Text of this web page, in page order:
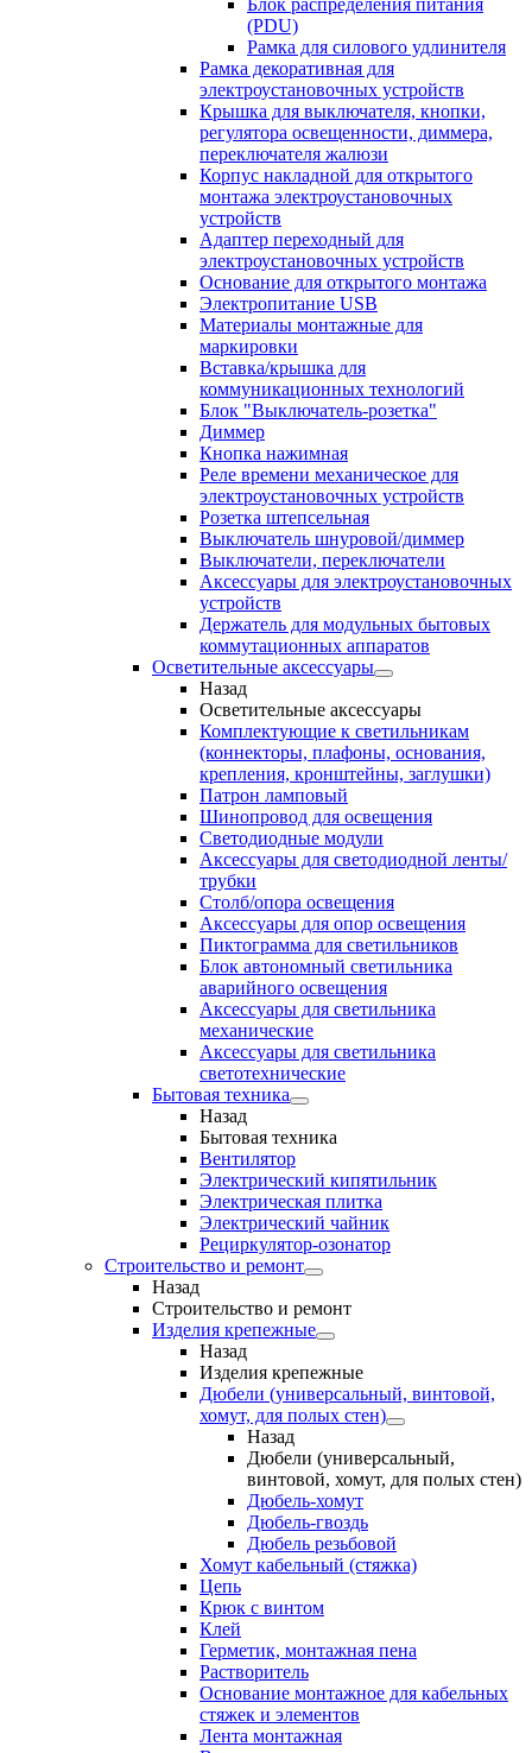
Блок распределения питания
(PDU)
Рамка для силового удлинителя
Рамка декоративная для
электроустановочных устройств
Крышка для выключателя, кнопки,
регулятора освещенности, диммера,
переключателя жалюзи
Корпус накладной для открытого
монтажа электроустановочных
устройств
Адаптер переходный для
электроустановочных устройств
Основание для открытого монтажа
Электропитание USB
Материалы монтажные для
маркировки
Вставка/крышка для
коммуникационных технологий
Блок "Выключатель-розетка"
Диммер
Кнопка нажимная
Реле времени механическое для
электроустановочных устройств
Розетка штепсельная
Выключатель шнуровой/диммер
Выключатели, переключатели
Аксессуары для электроустановочных
устройств
Держатель для модульных бытовых
коммутационных аппаратов
Осветительные аксессуары
Назад
Осветительные аксессуары
Комплектующие к светильникам
(коннекторы, плафоны, основания,
крепления, кронштейны, заглушки)
Патрон ламповый
Шинопровод для освещения
Светодиодные модули
Аксессуары для светодиодной ленты/
трубки
Столб/опора освещения
Аксессуары для опор освещения
Пиктограмма для светильников
Блок автономный светильника
аварийного освещения
Аксессуары для светильника
механические
Аксессуары для светильника
светотехнические
Бытовая техника
Назад
Бытовая техника
Вентилятор
Электрический кипятильник
Электрическая плитка
Электрический чайник
Рециркулятор-озонатор
Строительство и ремонт
Назад
Строительство и ремонт
Изделия крепежные
Назад
Изделия крепежные
Дюбели (универсальный, винтовой,
хомут, для полых стен)
Назад
Дюбели (универсальный,
винтовой, хомут, для полых стен)
Дюбель-хомут
Дюбель-гвоздь
Дюбель резьбовой
Хомут кабельный (стяжка)
Цепь
Крюк с винтом
Клей
Герметик, монтажная пена
Растворитель
Основание монтажное для кабельных
стяжек и элементов
Лента монтажная